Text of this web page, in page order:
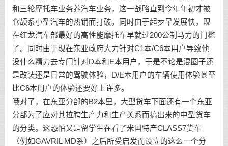
和三轮摩托车业务养汽车业务，这一战略直到今年年初才被
仓颉系小型汽车的热销而打破。同时由于起步早发展快，现
在红龙汽车部最好的高性能摩托车早就过200公制马力的门槛
了。同时由于现在东亚政府大力针对C1本/C6本用户导致他
没什么精力去专门针对D本和E本用户，于是不论是混圈子还
是改装还是日常的驾驶体验，D/E本用户的车辆使用体验甚至
比C6本用户的体验还要好上许多。
哦对了，在东亚分部的B2本里，大型货车下面还有一个东亚
分部为了应对其拉胯生产力和生产关系而搞出来的中型货车
的分类。这恐怕又是留学生在看了米国特产CLASS7货车
（例如GAVRIL MD系）之后所受启发而设立的这么一个分